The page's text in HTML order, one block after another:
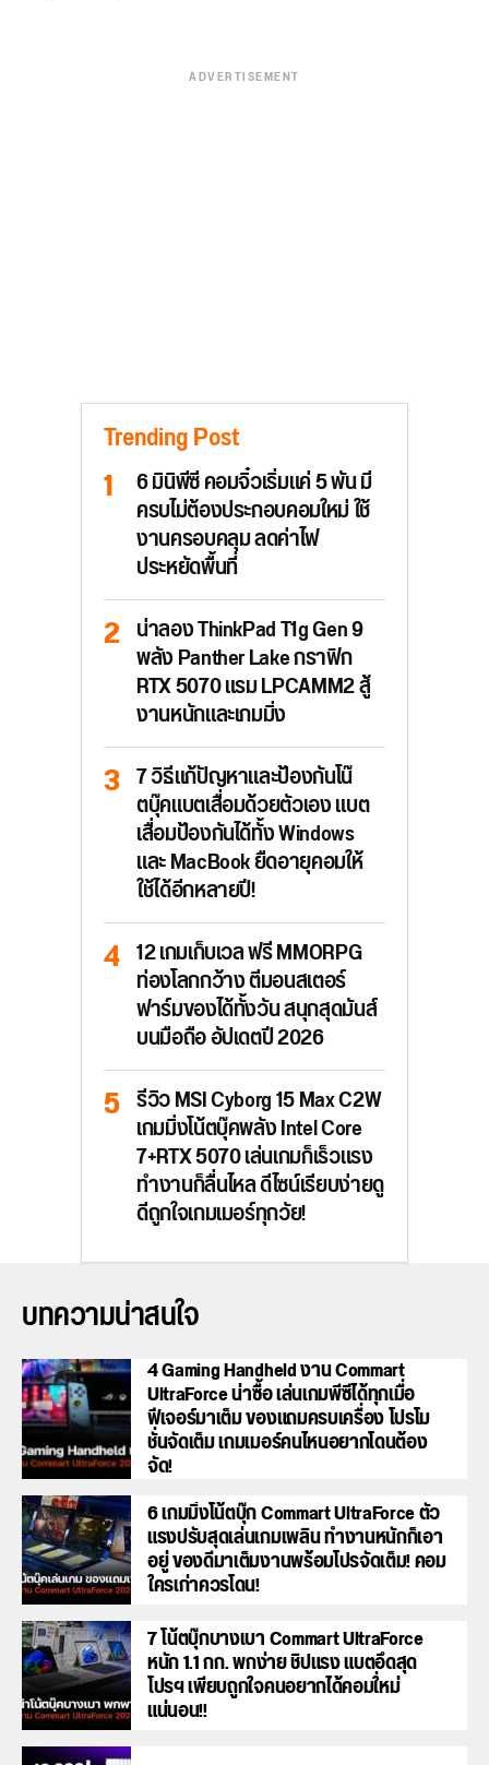
ADVERTISEMENT
Trending Post
6 มินิพีซี คอมจิ๋วเริ่มแค่ 5 พัน มี
ครบไม่ต้องประกอบคอมใหม่ ใช้
งานครอบคลุม ลดค่าไฟ
ประหยัดพื้นที่
น่าลอง ThinkPad T1g Gen 9
พลัง Panther Lake กราฟิก
RTX 5070 แรม LPCAMM2 สู้
งานหนักและเกมมิ่ง
7 วิธีแก้ปัญหาและป้องกันโน๊
ตบุ๊คแบตเสื่อมด้วยตัวเอง แบต
เสื่อมป้องกันได้ทั้ง Windows
และ MacBook ยืดอายุคอมให้
ใช้ได้อีกหลายปี!
12 เกมเก็บเวล ฟรี MMORPG
ท่องโลกกว้าง ตีมอนสเตอร์
ฟาร์มของได้ทั้งวัน สนุกสุดมันส์
บนมือถือ อัปเดตปี 2026
รีวิว MSI Cyborg 15 Max C2W
เกมมิ่งโน้ตบุ๊คพลัง Intel Core
7+RTX 5070 เล่นเกมก็เร็วแรง
ทำงานก็ลื่นไหล ดีไซน์เรียบง่ายดู
ดีถูกใจเกมเมอร์ทุกวัย!
บทความน่าสนใจ
4 Gaming Handheld งาน Commart
UltraForce น่าซื้อ เล่นเกมพีซีได้ทุกเมื่อ
ฟีเจอร์มาเต็ม ของแถมครบเครื่อง โปรโม
ชั่นจัดเต็ม เกมเมอร์คนไหนอยากโดนต้อง
จัด!
6 เกมมิ่งโน้ตบุ๊ก Commart UltraForce ตัว
แรงปรับสุดเล่นเกมเพลิน ทำงานหนักก็เอา
อยู่ ของดีมาเต็มงานพร้อมโปรจัดเต็ม! คอม
ใครเก่าควรโดน!
7 โน้ตบุ๊กบางเบา Commart UltraForce
หนัก 1.1 กก. พกง่าย ชิปแรง แบตอึดสุด
โปรฯ เพียบถูกใจคนอยากได้คอมใ่หม่
แน่นอน!!